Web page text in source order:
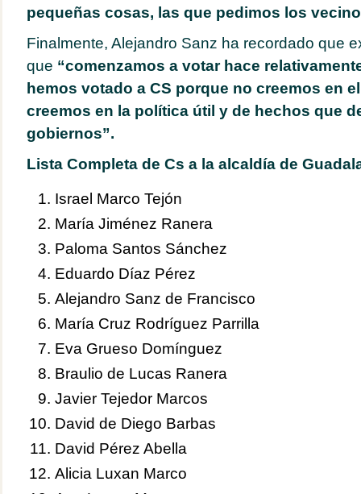
pequeñas cosas, las que pedimos los
Finalmente, Alejandro Sanz ha recordado que
que “comenzamos a votar hace
hemos votado a CS porque no creemos en
creemos en la política útil y de hechos que
gobiernos”.
Lista Completa de Cs a la alcaldía de
Israel Marco Tejón
María Jiménez Ranera
Paloma Santos Sánchez
Eduardo Díaz Pérez
Alejandro Sanz de Francisco
María Cruz Rodríguez Parrilla
Eva Grueso Domínguez
Braulio de Lucas Ranera
Javier Tejedor Marcos
David de Diego Barbas
David Pérez Abella
Alicia Luxan Marco